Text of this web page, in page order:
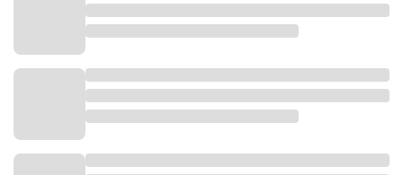
Dari laporan tersebut, Polres Metro Bekasi Kota
langsung bergerak cepat mengamankan 8 orang
demonstran. Polisi kemudian melakukan
pemeriksaan guna mendalami kasus tersebut.